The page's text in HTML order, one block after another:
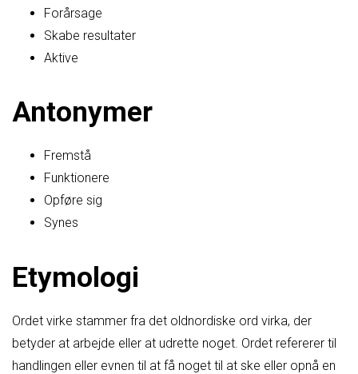
Forårsage
Skabe resultater
Aktive
Antonymer
Fremstå
Funktionere
Opføre sig
Synes
Etymologi
Ordet virke stammer fra det oldnordiske ord virka, der
betyder at arbejde eller at udrette noget. Ordet refererer til
handlingen eller evnen til at få noget til at ske eller opnå en